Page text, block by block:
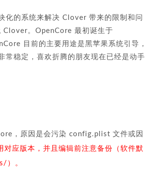
化的系统来解决 Clover 带来的限制和问
。OpenCore 最初诞生于
目前的主要用途是黑苹果系统引导，
常稳定，喜欢折腾的朋友现在已经是动手
，原因是会污染 config.plist 文件或因
对应版本，并且编辑前注意备份（软件默
）。